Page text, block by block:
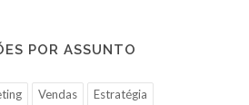
POR ASSUNTO
Vendas
Estratégia